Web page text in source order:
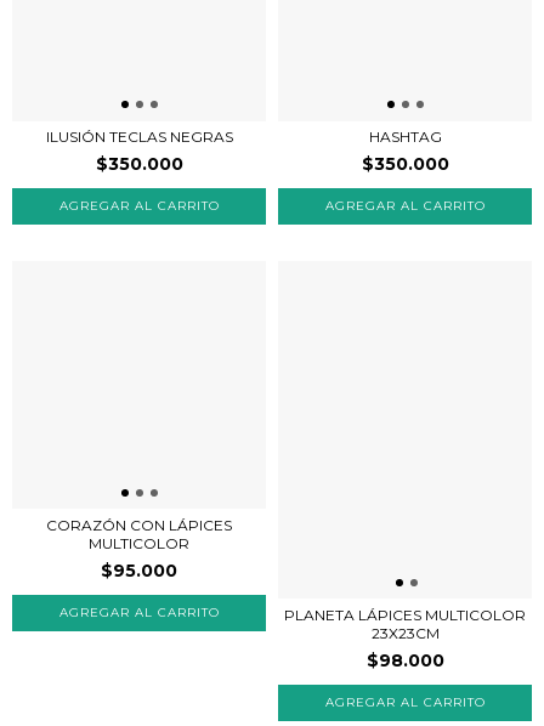
ILUSIÓN TECLAS NEGRAS
$350.000
HASHTAG
$350.000
CORAZÓN CON LÁPICES
MULTICOLOR
$95.000
PLANETA LÁPICES MULTICOLOR
23X23CM
$98.000